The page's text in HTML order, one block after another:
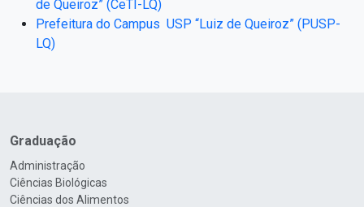
de Queiroz” (CeTI-LQ)
Prefeitura do Campus USP “Luiz de Queiroz” (PUSP-
LQ)
Graduação
Administração
Ciências Biológicas
Ciências dos Alimentos